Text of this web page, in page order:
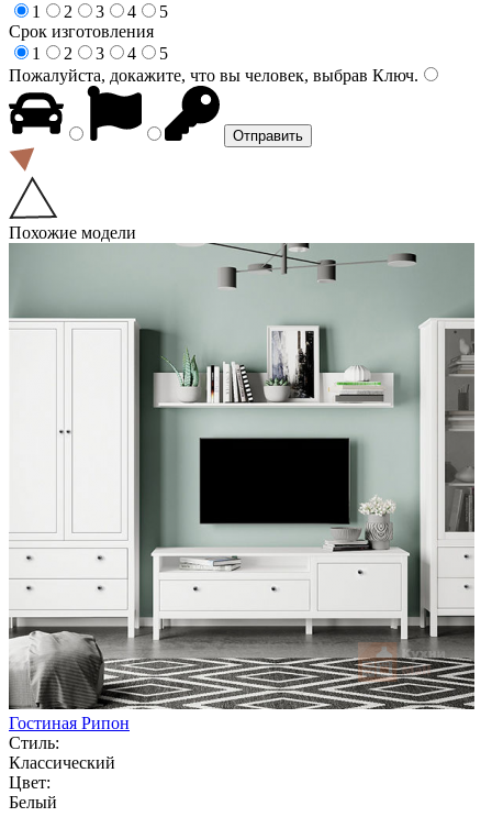
1
2 3 4
5
Срок изготовления
1
2 3 4
5
Пожалуйста, докажите, что вы человек, выбрав Ключ.
Похожие модели
Гостиная Рипон
Стиль:
Классический
Цвет:
Белый